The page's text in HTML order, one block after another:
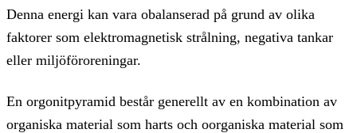
Denna energi kan vara obalanserad på grund av olika
faktorer som elektromagnetisk strålning, negativa tankar
eller miljöföroreningar.
En orgonitpyramid består generellt av en kombination av
organiska material som harts och oorganiska material som